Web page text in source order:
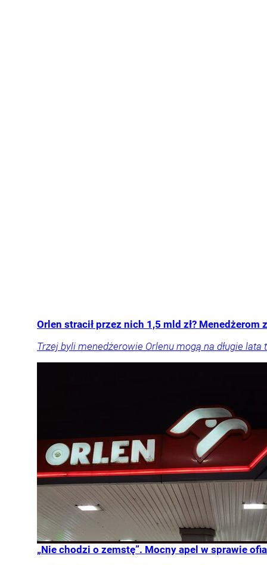
Orlen stracił przez nich 1,5 mld zł?
Trzej byli menedżerowie Orlenu mogą na długie
„Nie chodzi o zemstę”. Mocny apel w sprawie